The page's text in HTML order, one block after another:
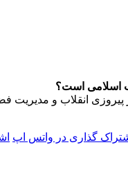
پیروزی انقلاب و
گذاری در واتس اپ